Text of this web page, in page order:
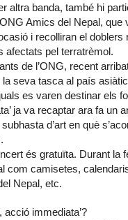
altra banda, també hi
Amics del Nepal, que
i recolliran el doblers
afectats pel terratrèmol.
de l’ONG, recent
la seva tasca al país
es varen destinar els
ja va recaptar ara fa un
d’art en què
és gratuïta. Durant la
com camisetes,
Nepal, etc.
acció immediata’?